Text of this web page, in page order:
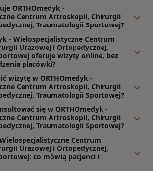
ORTHOmedyk -
Centrum Artroskopii, Chirurgii
Traumatologii Sportowej?
- Wielospecjalistyczne Centrum
Urazowej i Ortopedycznej,
oferuje wizyty online, bez
placówki?
wizytę w ORTHOmedyk -
Centrum Artroskopii, Chirurgii
Traumatologii Sportowej?
się w ORTHOmedyk -
Centrum Artroskopii, Chirurgii
Traumatologii Sportowej?
Centrum
Urazowej i Ortopedycznej,
co mówią pacjenci i